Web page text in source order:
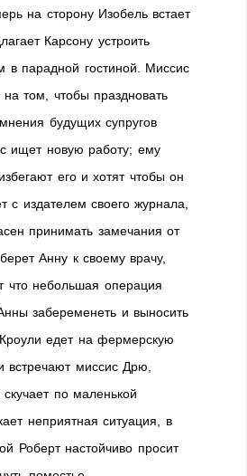
на сторону Изобель встает
Карсону устроить
в парадной гостиной. Миссис
том, чтобы праздновать
будущих супругов
ищет новую работу; ему
его и хотят чтобы он
с издателем своего журнала,
принимать замечания от
Анну к своему врачу,
что небольшая операция
забеременеть и выносить
едет на фермерскую
встречают миссис Дрю,
по маленькой
неприятная ситуация, в
Роберт настойчиво просит